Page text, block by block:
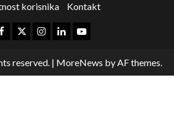
korisnika
Kontakt
reserved. | MoreNews by AF themes.